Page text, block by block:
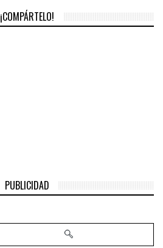
¡COMPÁRTELO!
PUBLICIDAD